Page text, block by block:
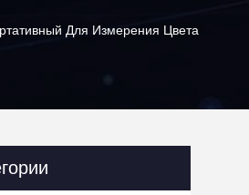
Для Измерения Цвета